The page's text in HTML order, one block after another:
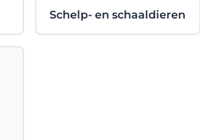
is essentieel om de
Ten zuiden van het
Schelp- en schaaldieren